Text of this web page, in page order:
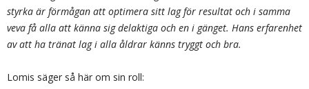
styrka är förmågan att optimera sitt lag för resultat och i samma
veva få alla att känna sig delaktiga och en i gänget. Hans erfarenhet
av att ha tränat lag i alla åldrar känns tryggt och bra.
Lomis säger så här om sin roll: